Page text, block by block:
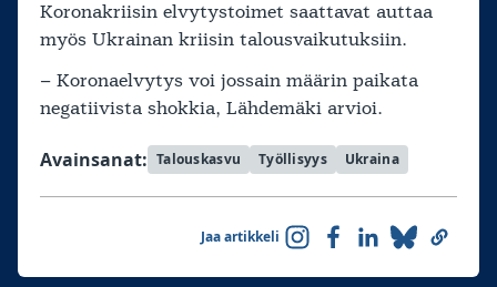
Koronakriisin elvytystoimet saattavat auttaa
myös Ukrainan kriisin talousvaikutuksiin.
– Koronaelvytys voi jossain määrin paikata
negatiivista shokkia, Lähdemäki arvioi.
Avainsanat: Talouskasvu Työllisyys Ukraina
Jaa artikkeli